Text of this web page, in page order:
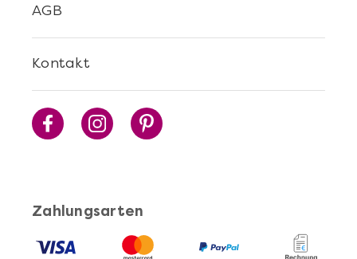
Cocktails Selber Machen - DIY-Set
Zahlungsarten
Kontakt
AGB